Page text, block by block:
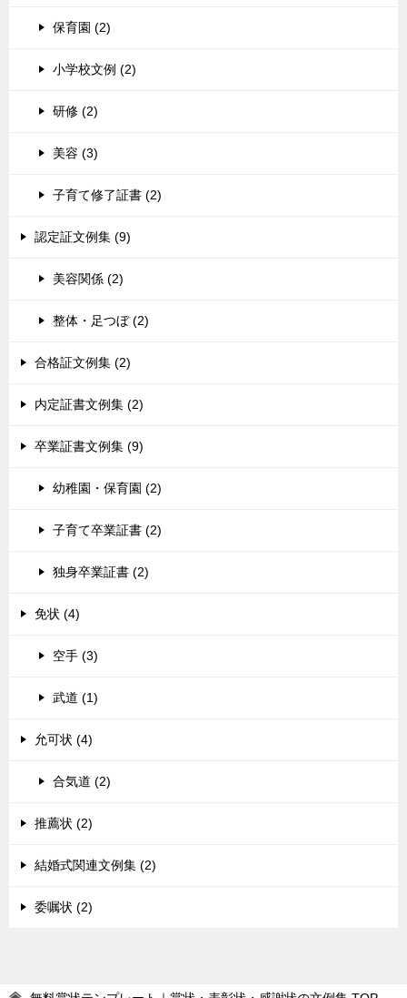
保育園 (2)
小学校文例 (2)
研修 (2)
美容 (3)
子育て修了証書 (2)
認定証文例集 (9)
美容関係 (2)
整体・足つぼ (2)
合格証文例集 (2)
内定証書文例集 (2)
卒業証書文例集 (9)
幼稚園・保育園 (2)
子育て卒業証書 (2)
独身卒業証書 (2)
免状 (4)
空手 (3)
武道 (1)
允可状 (4)
合気道 (2)
推薦状 (2)
結婚式関連文例集 (2)
委嘱状 (2)